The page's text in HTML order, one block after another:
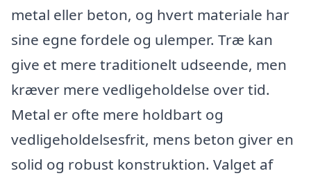
metal eller beton, og hvert materiale har
sine egne fordele og ulemper. Træ kan
give et mere traditionelt udseende, men
kræver mere vedligeholdelse over tid.
Metal er ofte mere holdbart og
vedligeholdelsesfrit, mens beton giver en
solid og robust konstruktion. Valget af